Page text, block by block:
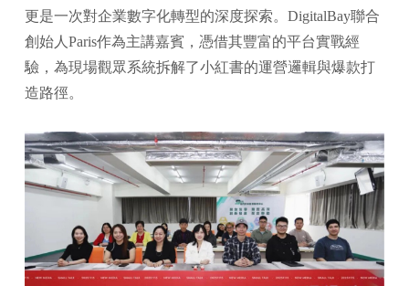
更是一次對企業數字化轉型的深度探索。DigitalBay聯合
創始人Paris作為主講嘉賓，憑借其豐富的平台實戰經
驗，為現場觀眾系統拆解了小紅書的運營邏輯與爆款打
造路徑。